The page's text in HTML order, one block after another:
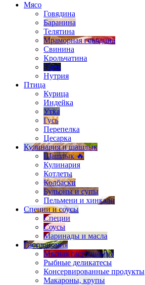
Мясо
Говядина
Баранина
Телятина
Мраморная говядина
Свинина
Крольчатина
Дичь
Нутрия
Птица
Курица
Индейка
Утка
Гусь
Перепелка
Цесарка
Кулинария и шашлык
Шашлык 🔥
Кулинария
Котлеты
Колбаски
Бульоны и супы
Пельмени и хинкали
Специи и соусы
Специи
Соусы
Маринады и масла
Гастрономия
Мясная гастрономия
Рыбные деликатесы
Консервированные продукты
Макароны, крупы